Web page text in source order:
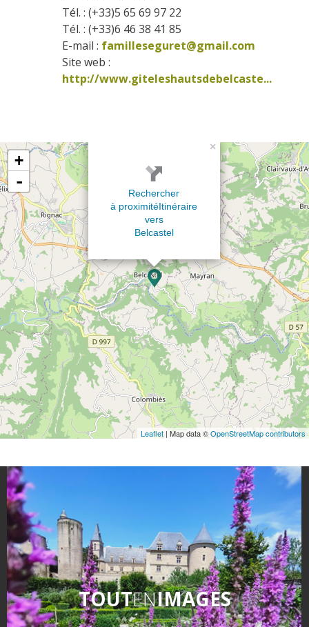
Tél. : (+33)5 65 69 97 22
Tél. : (+33)6 46 38 41 85
E-mail : familleseguret@gmail.com
http://www.giteleshautsdebelcaste...
×
Rechercher
à proximitéItinéraire
vers
Belcastel
+
-
Leaflet | Map data ©OpenStreetMap contributors
TOUTENIMAGES